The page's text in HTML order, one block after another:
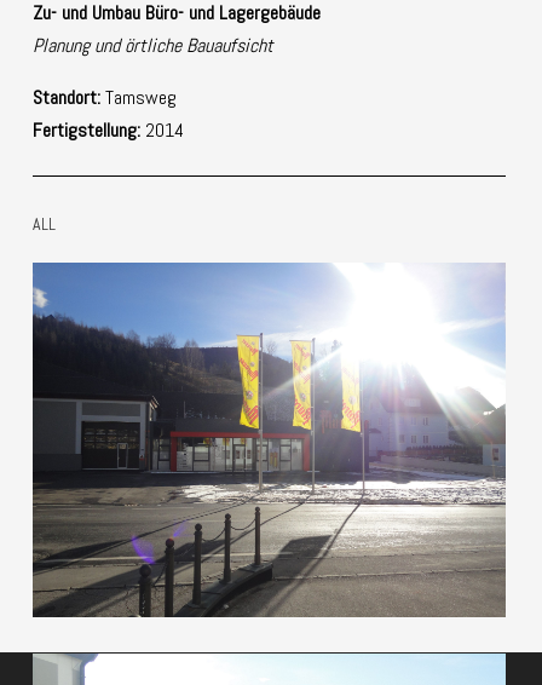
Zu- und Umbau Büro- und Lagergebäude
Planung und örtliche Bauaufsicht
Standort:Tamsweg
Fertigstellung: 2014
ALL